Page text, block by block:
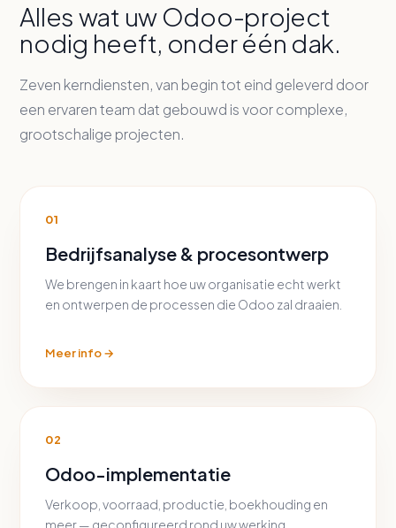
Alles wat uw Odoo-project
nodig heeft, onder één dak.
Zeven kerndiensten, van begin tot eind geleverd door
een ervaren team dat gebouwd is voor complexe,
grootschalige projecten.
01
Bedrijfsanalyse & procesontwerp
We brengen in kaart hoe uw organisatie echt werkt
en ontwerpen de processen die Odoo zal draaien.
Meer info →
02
Odoo-implementatie
Verkoop, voorraad, productie, boekhouding en
meer — geconfigureerd rond uw werking.